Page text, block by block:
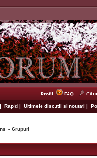
Profil FAQ
| Rapid | Ultimele discutii si noutati |
» Grupuri